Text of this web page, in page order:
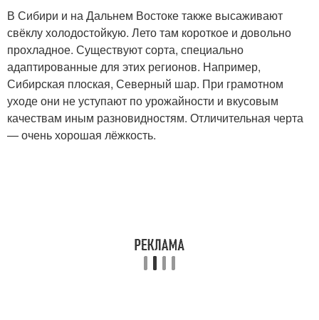
В Сибири и на Дальнем Востоке также высаживают
свёклу холодостойкую. Лето там короткое и довольно
прохладное. Существуют сорта, специально
адаптированные для этих регионов. Например,
Сибирская плоская, Северный шар. При грамотном
уходе они не уступают по урожайности и вкусовым
качествам иным разновидностям. Отличительная черта
— очень хорошая лёжкость.